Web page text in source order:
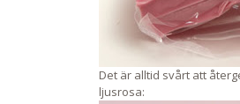
Det är alltid svårt att
ljusrosa: